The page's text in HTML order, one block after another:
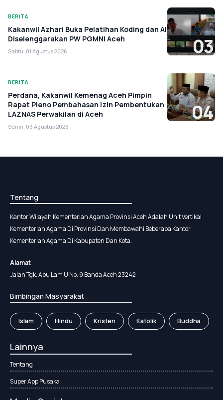
BERITA
Kakanwil Azhari Buka Pelatihan Koding dan AI
Diselenggarakan PW PGMNI Aceh
Sabtu, 01 Agustus 2026 03
BERITA
Perdana, Kakanwil Kemenag Aceh Pimpin
Rapat Pleno Pembahasan Izin Pembentukan
LAZNAS Perwakilan di Aceh
Senin, 03 Agustus 2026
04
Tentang
Kantor Wilayah Kementerian Agama Provinsi Aceh Adalah Unit Vertikal
Kementerian Agama Di Provinsi Dan Membawahi Beberapa Kantor
Kementerian Agama Di Kabupaten Dan Kota.
Alamat
Jalan Tgk. Abu Lam U No. 9 Banda Aceh 23242
Bimbingan Masyarakat
Islam Hindu Kristen Katolik Buddha
Lainnya
Tentang
Super App Pusaka